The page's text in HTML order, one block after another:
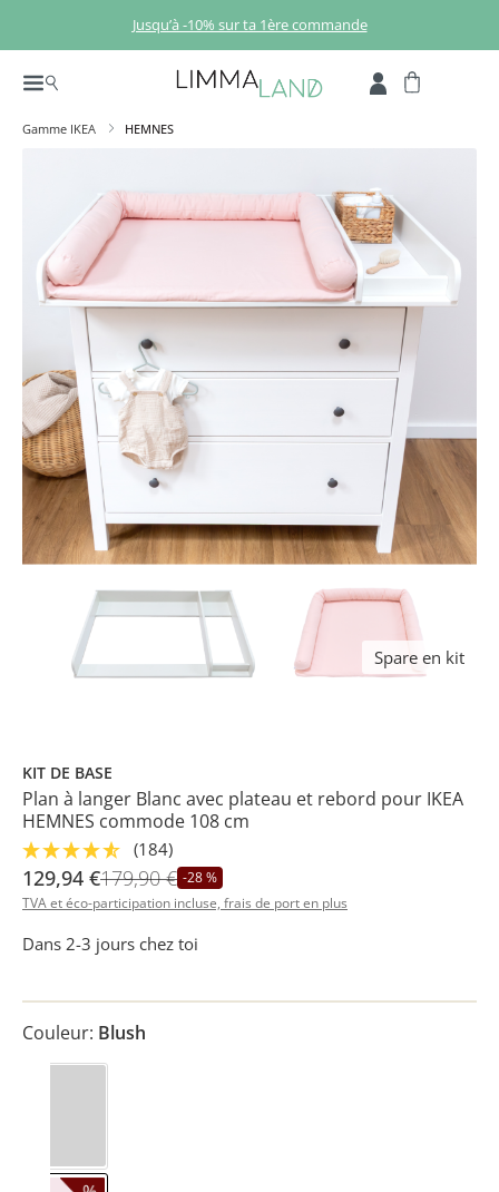
Passer au contenu principalJusqu’à -10% sur ta 1ère commande
Gamme IKEA HEMNES
Spare en kit
KIT DE BASE
Plan à langer Blanc avec plateau et rebord pour IKEA
HEMNES commode 108 cm
(184)
129,94 €179,90 € -28 %
TVA et éco-participation incluse, frais de port en plus
Dans 2-3 jours chez toi
Couleur: Blush